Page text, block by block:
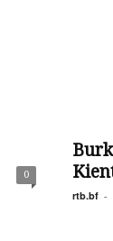
0
rtb.bf -